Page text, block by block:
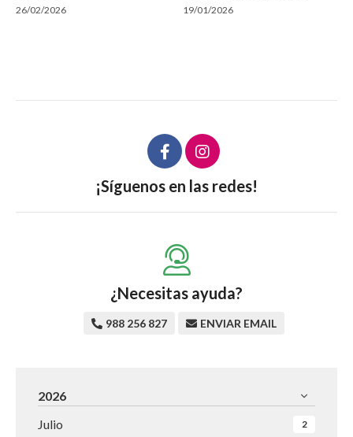
26/02/2026 19/01/2026
¡Síguenos en las redes!
¿Necesitas ayuda?
988 256 827 ENVIAR EMAIL
2026
Julio
2